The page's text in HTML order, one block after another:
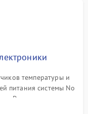
температуры и
питания системы No
Ремонт или замена